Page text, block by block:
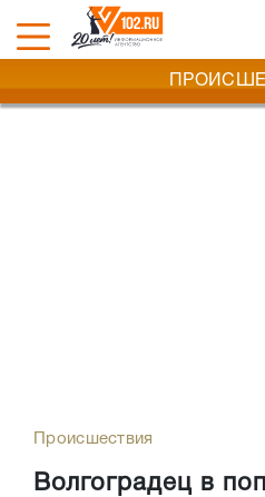
Происшествия
Волгоградец в